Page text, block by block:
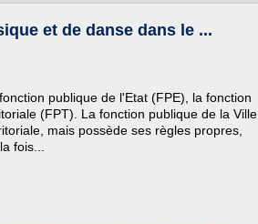
et de danse dans le ...
publique de l'Etat (FPE), la fonction
(FPT). La fonction publique de la Ville
mais possède ses règles propres,
fois...